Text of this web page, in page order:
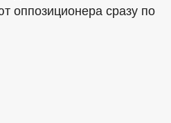
оппозиционера сразу по